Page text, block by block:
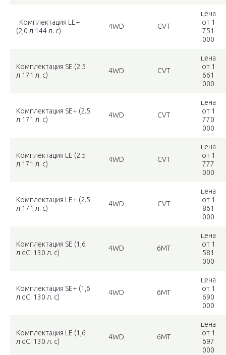
Комплектация LE+
(2,0 л 144 л. c)
4WD CVT
цена
от 1
751
000
Комплектация SE (2.5
л 171 л. c)
4WD CVT
цена
от 1
661
000
Комплектация SE+ (2.5
л 171 л. c)
4WD CVT
цена
от 1
770
000
Комплектация LE (2.5
л 171 л. c)
4WD CVT
цена
от 1
777
000
Комплектация LE+ (2.5
л 171 л. c)
4WD CVT
цена
от 1
861
000
Комплектация SE (1,6
л dCi 130 л. c)
4WD 6МТ
цена
от 1
581
000
Комплектация SE+ (1,6
л dCi 130 л. c)
4WD 6МТ
цена
от 1
690
000
Комплектация LE (1,6
л dCi 130 л. c)
4WD 6МТ
цена
от 1
697
000